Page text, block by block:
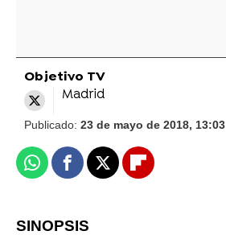
Objetivo TV
Madrid
Publicado: 23 de mayo de 2018, 13:03
WhatsappFacebook
X Flipboard
SINOPSIS